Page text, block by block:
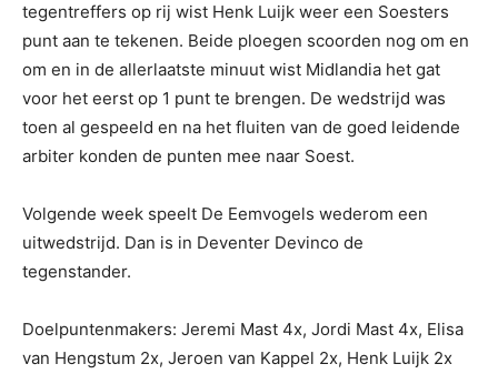
tegentreffers op rij wist Henk Luijk weer een Soesters
punt aan te tekenen. Beide ploegen scoorden nog om en
om en in de allerlaatste minuut wist Midlandia het gat
voor het eerst op 1 punt te brengen. De wedstrijd was
toen al gespeeld en na het fluiten van de goed leidende
arbiter konden de punten mee naar Soest.
Volgende week speelt De Eemvogels wederom een
uitwedstrijd. Dan is in Deventer Devinco de
tegenstander.
Doelpuntenmakers: Jeremi Mast 4x, Jordi Mast 4x, Elisa
van Hengstum 2x, Jeroen van Kappel 2x, Henk Luijk 2x